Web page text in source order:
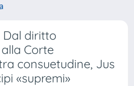
Dal diritto
Corte
consuetudine, Jus
«supremi»